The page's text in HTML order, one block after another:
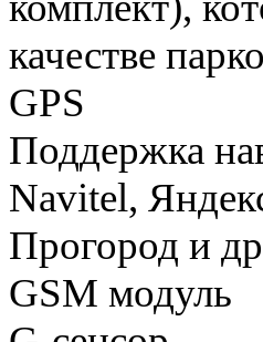
качестве
GPS
Поддержка
Navitel,
Прогород и
GSM модуль